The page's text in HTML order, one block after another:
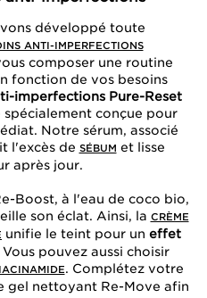
développé toute
ANTI-IMPERFECTIONS
composer une routine
fonction de vos besoins
imperfections Pure-Reset
conçue pour
Notre sérum, associé
l'excès de SÉBUM et lisse
après jour.
Boost, à l'eau de coco bio,
son éclat. Ainsi, la CRÈME
unifie le teint pour un effet
pouvez aussi choisir
. Complétez votre
gel nettoyant Re-Move afin